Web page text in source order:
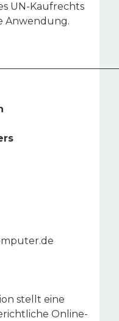
UN-Kaufrechts
Anwendung.
stellt eine
Online-